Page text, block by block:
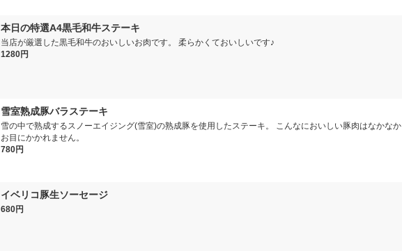
本日の特選A4黒毛和牛ステーキ
当店が厳選した黒毛和牛のおいしいお肉です。 柔らかくておいしいです♪
1280円
雪室熟成豚バラステーキ
雪の中で熟成するスノーエイジング(雪室)の熟成豚を使用したステーキ。 こんなにおいしい豚肉はなかなか
お目にかかれません。
780円
イベリコ豚生ソーセージ
680円